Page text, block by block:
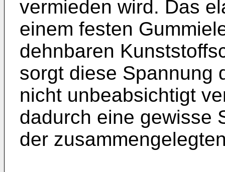
vermieden wird. Das
einem festen
dehnbaren
sorgt diese Spannung
nicht unbeabsichtigt
dadurch eine gewisse
der